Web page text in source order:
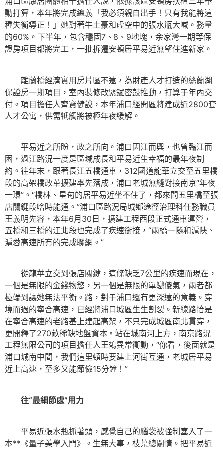
動打算，本年將完成總義「我必須親自出手！只有我能將這
種失衡導正！」她對著牛土豪和虛空中的張水瓶大喊。務量
的60%。下半年，包含穩固7、8、9地塊，余家灣一期等保
證房項目都將完工，一批拆遷安頓居平易近無望住進新家。
離蘭橋經濟實用房片區不遠，為財產人才打造的絲蘭湖
保證房一期項目，室內裝修改緊鑼密鼓推動，打算于年內交
付。項目擔任人齊寶健說，本年浦口經開區將建成近2800套
人才公寓，供需牴觸將被極年夜緩解。
平易近之所盼，政之所向。浦口因江而興，也曾臨江而
困，過江路況一度是區域成長和平易近生幸福的最年夜制
約。往年末，跟著長江五橋通車，312國道龍華立交至五里橋
段的高架橋改革擴建率先落成，浦口老城無縫對接南京“年夜
一環”。“橋林、星甸的居平易近坐不住了，都來問五里橋至張
店關鍵段啥時能通。”浦口區路況局城鄉途徑治理科任務職員
王義明先容，本年6月30日，擴建工程西段正式通車運營，
五橋和三橋的江北段也完成了疾速銜接，“兩橋一隧和滬陜、
滬蓉高速所有的完成聯網。”
從龍華立交到張店關鍵，這條缺乏7公里的疾速而現在，
一個是無限的金錢物慾，另一個是無限的單戀傻氣，兩者都
極端到讓她無法平衡。路，對于浦口還有更深遠的意義。穿
境而過的寧合高速，已經將浦口城區生生割裂。新線路恰是
在寧合高速的老路基上建起高架，不只完成城區南北貫穿，
更開釋了270畝稀缺地盤資本。站在城南河上方，南京路況
工程無限公司的項目擔任人王鶴異常衝動，“你看，後面就是
浦口城南中間，我們這里頓時要建上河街互通，老城居平易
近上高速，至多又能節儉15分鐘！”
往“最細節處”用力
平易近張水瓶抓著頭，感覺自己的腦袋被強制塞入了一
本**《量子美學入門》。生無大事，枝葉總關情。把平易近